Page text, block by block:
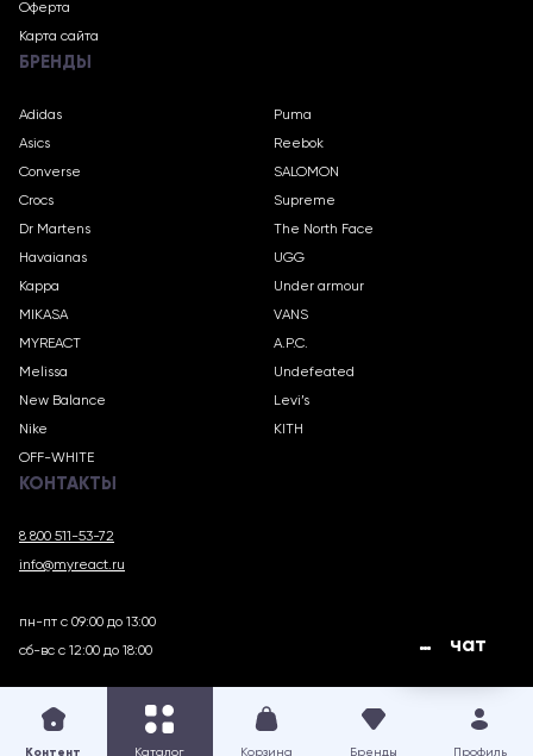
Оферта
Карта сайта
БРЕНДЫ
Adidas
Asics
Converse
Crocs
Dr Martens
Havaianas
Kappa
MIKASA
MYREACT
Melissa
New Balance
Nike
OFF-WHITE
Puma
Reebok
SALOMON
Supreme
The North Face
UGG
Under armour
VANS
A.P.C.
Undefeated
Levi’s
KITH
КОНТАКТЫ
8 800 511-53-72
info@myreact.ru
пн-пт с 09:00 до 13:00
сб-вс с 12:00 до 18:00
Контент Каталог Корзина Бренды Профиль
чат